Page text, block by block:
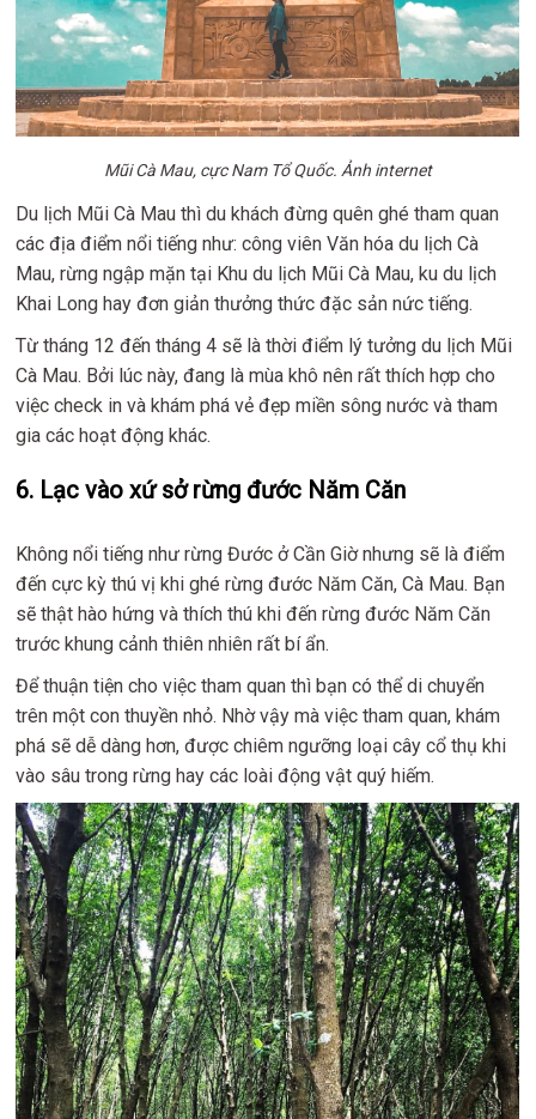
Mũi Cà Mau, cực Nam Tổ Quốc. Ảnh internet
Du lịch Mũi Cà Mau thì du khách đừng quên ghé tham quan
các địa điểm nổi tiếng như: công viên Văn hóa du lịch Cà
Mau, rừng ngập mặn tại Khu du lịch Mũi Cà Mau, ku du lịch
Khai Long hay đơn giản thưởng thức đặc sản nức tiếng.
Từ tháng 12 đến tháng 4 sẽ là thời điểm lý tưởng du lịch Mũi
Cà Mau. Bởi lúc này, đang là mùa khô nên rất thích hợp cho
việc check in và khám phá vẻ đẹp miền sông nước và tham
gia các hoạt động khác.
6. Lạc vào xứ sở rừng đước Năm Căn
Không nổi tiếng như rừng Đước ở Cần Giờ nhưng sẽ là điểm
đến cực kỳ thú vị khi ghé rừng đước Năm Căn, Cà Mau. Bạn
sẽ thật hào hứng và thích thú khi đến rừng đước Năm Căn
trước khung cảnh thiên nhiên rất bí ẩn.
Để thuận tiện cho việc tham quan thì bạn có thể di chuyển
trên một con thuyền nhỏ. Nhờ vậy mà việc tham quan, khám
phá sẽ dễ dàng hơn, được chiêm ngưỡng loại cây cổ thụ khi
vào sâu trong rừng hay các loài động vật quý hiếm.